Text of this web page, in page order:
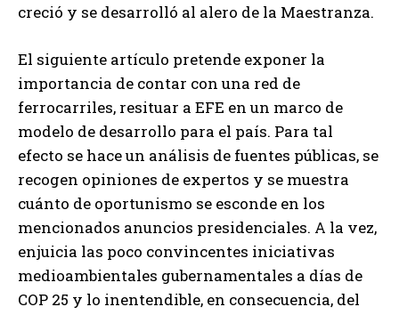
creció y se desarrolló al alero de la Maestranza.
El siguiente artículo pretende exponer la
importancia de contar con una red de
ferrocarriles, resituar a EFE en un marco de
modelo de desarrollo para el país. Para tal
efecto se hace un análisis de fuentes públicas, se
recogen opiniones de expertos y se muestra
cuánto de oportunismo se esconde en los
mencionados anuncios presidenciales. A la vez,
enjuicia las poco convincentes iniciativas
medioambientales gubernamentales a días de
COP 25 y lo inentendible, en consecuencia, del